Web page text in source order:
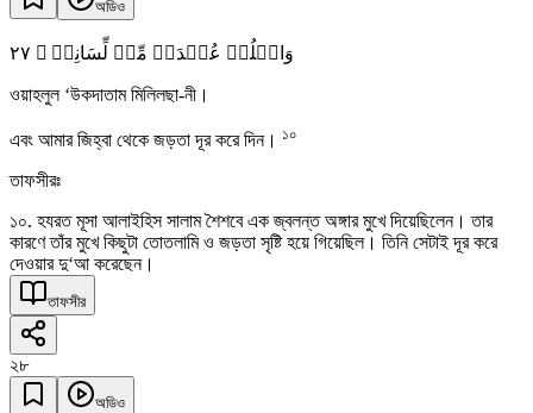
অডিও
وَاحۡلُلۡ عُقۡدَۃً مِّنۡ لِّسَانِیۡ ۙ ٢٧
ওয়াহলুল ‘উকদাতাম মিলিলছা-নী।
এবং আমার জিহ্বা থেকে জড়তা দূর করে দিন। ১০
তাফসীরঃ
১০. হযরত মূসা আলাইহিস সালাম শৈশবে এক জ্বলন্ত অঙ্গার মুখে দিয়েছিলেন। তার
কারণে তাঁর মুখে কিছুটা তোতলামি ও জড়তা সৃষ্টি হয়ে গিয়েছিল। তিনি সেটাই দূর করে
দেওয়ার দু‘আ করেছেন।
তাফসীর
২৮
অডিও